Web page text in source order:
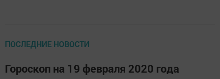
ПОСЛЕДНИЕ НОВОСТИ
Гороскоп на 19 февраля 2020 года